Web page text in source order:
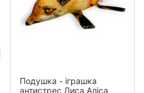
Подушка - іграшка
антистрес Лиса Аліса